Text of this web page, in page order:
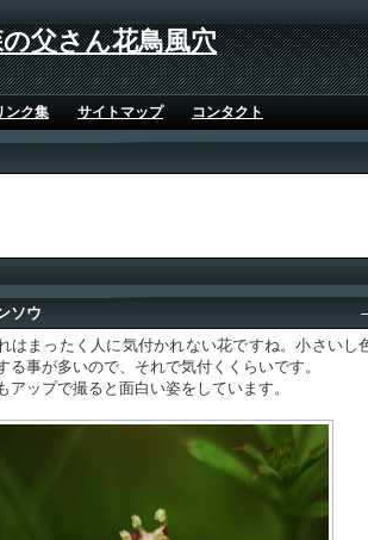
父さん花鳥風穴
ンク集 サイトマップ コンタクト
ソウ
はまったく人に気付かれない花ですね。小さいし
る事が多いので、それで気付くくらいです。
アップで撮ると面白い姿をしています。